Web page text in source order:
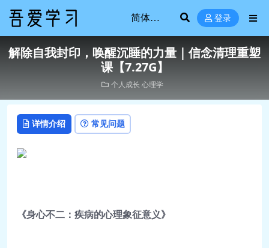
登录
解除自我封印，唤醒沉睡的力量｜信念清理重塑
课【7.27G】
个人成长 心理学
详情介绍 常见问题
《身心不二：疾病的心理象征意义》